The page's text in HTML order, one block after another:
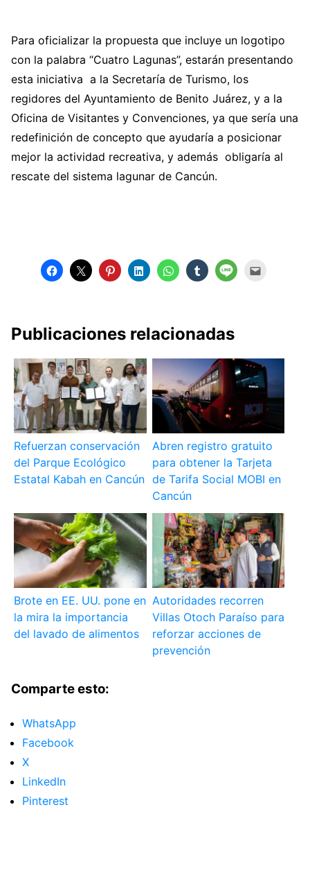
Para oficializar la propuesta que incluye un logotipo
con la palabra “Cuatro Lagunas”, estarán presentando
esta iniciativa a la Secretaría de Turismo, los
regidores del Ayuntamiento de Benito Juárez, y a la
Oficina de Visitantes y Convenciones, ya que sería una
redefinición de concepto que ayudaría a posicionar
mejor la actividad recreativa, y además obligaría al
rescate del sistema lagunar de Cancún.
Publicaciones relacionadas
Refuerzan conservación
del Parque Ecológico
Estatal Kabah en Cancún
Abren registro gratuito
para obtener la Tarjeta
de Tarifa Social MOBI en
Cancún
Brote en EE. UU. pone en
la mira la importancia
del lavado de alimentos
Autoridades recorren
Villas Otoch Paraíso para
reforzar acciones de
prevención
Comparte esto:
WhatsApp
Facebook
X
LinkedIn
Pinterest